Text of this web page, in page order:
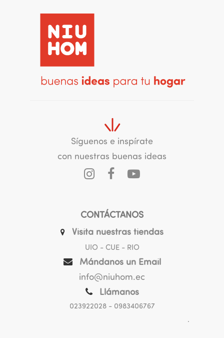
Síguenos e inspírate
con nuestras buenas ideas
CONTÁCTANOS
Visita nuestras tiendas
UIO - CUE - RIO
Mándanos un Email
info@niuhom.ec
Llámanos
023922028- 0983406767
.